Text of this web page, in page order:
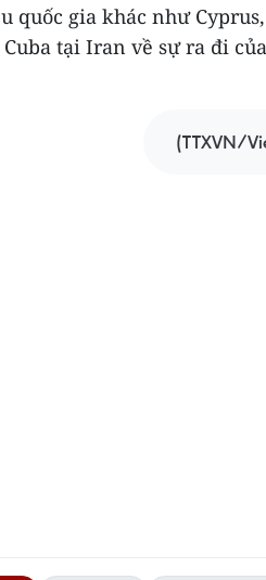
quốc gia khác như
tại Iran về sự ra đi
(TTXVN/